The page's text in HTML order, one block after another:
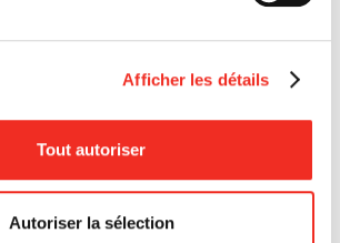
Afficher les détails
Tout autoriser
Autoriser la sélection